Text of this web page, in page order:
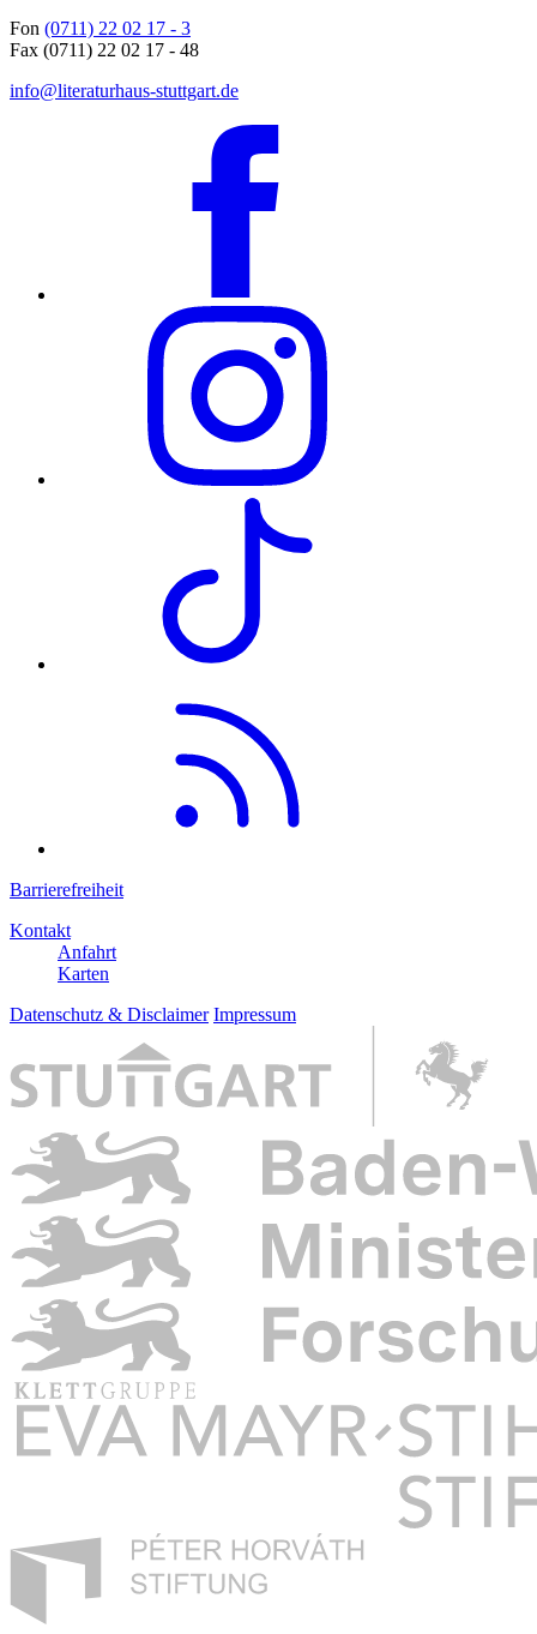
Fon (0711) 22 02 17 - 3
Fax (0711) 22 02 17 - 48
info@literaturhaus-stuttgart.de
Barrierefreiheit
Kontakt
Anfahrt
Karten
Datenschutz & Disclaimer Impressum